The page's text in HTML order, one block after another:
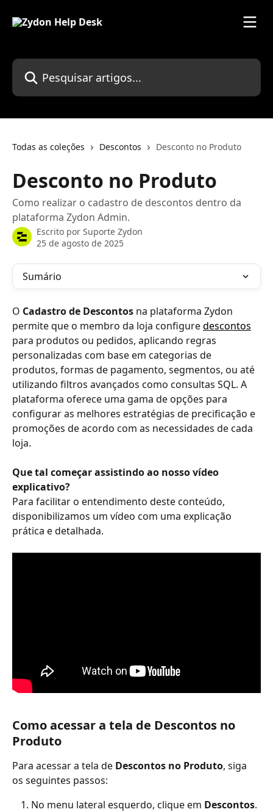
Pesquisar artigos...
Todas as coleções Descontos Desconto no Produto
Desconto no Produto
Como realizar o cadastro de descontos dentro da
plataforma Zydon Admin.
Escrito por Suporte Zydon
25 de agosto de 2025
Sumário
O Cadastro de Descontos na plataforma Zydon
permite que o membro da loja configure descontos
para produtos ou pedidos, aplicando regras
personalizadas com base em categorias de
produtos, formas de pagamento, segmentos, ou até
utilizando filtros avançados como consultas SQL. A
plataforma oferece uma gama de opções para
configurar as melhores estratégias de precificação e
promoções de acordo com as necessidades de cada
loja.
Que tal começar assistindo ao nosso vídeo
explicativo?
Para facilitar o entendimento deste conteúdo,
disponibilizamos um vídeo com uma explicação
prática e detalhada.
Como acessar a tela de Descontos no
Produto
Para acessar a tela de Descontos no Produto, siga
os seguintes passos:
No menu lateral esquerdo, clique em Descontos.